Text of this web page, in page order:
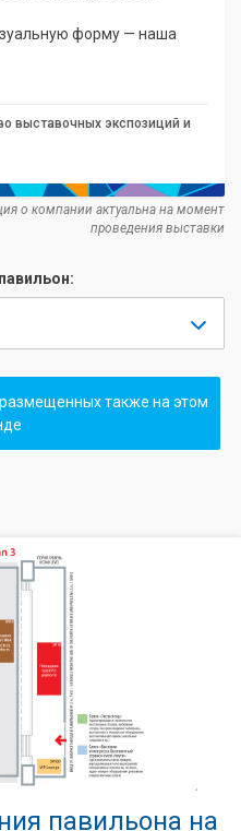
форму — наша
выставочных экспозиций и
о компании актуальна на момент
проведения выставки
также на этом
павильона на